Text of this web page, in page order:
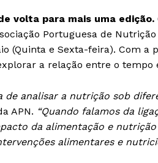
volta para mais uma edição.
Portuguesa de
(Quinta e Sexta-feira). Com a
a relação entre o tempo
de analisar a nutrição sob
APN. “Quando falamos da
da alimentação e
alimentares e